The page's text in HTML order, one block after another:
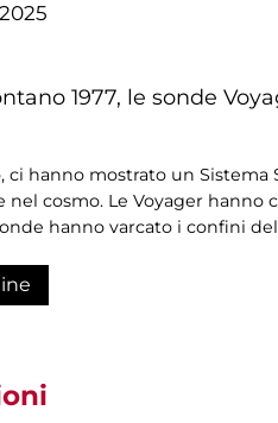
1977, le sonde
ci hanno mostrato un
nel cosmo. Le Voyager
hanno varcato i confini